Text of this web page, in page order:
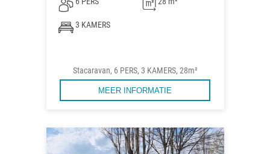
3 KAMERS
Stacaravan, 6 PERS, 3 KAMERS, 28m²
MEER INFORMATIE